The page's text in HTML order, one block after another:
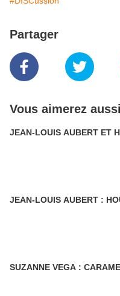
Partager
Vous aimerez aussi
JEAN-LOUIS AUBERT ET
JEAN-LOUIS AUBERT :
SUZANNE VEGA :